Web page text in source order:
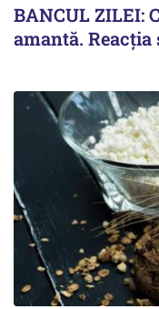
BANCUL ZILEI:
amantă. Reacția